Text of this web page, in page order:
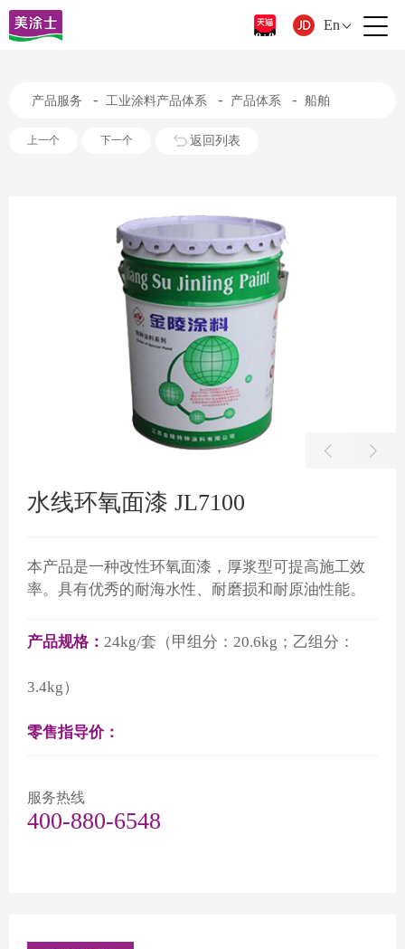
En
产品服务 - 工业涂料产品体系 - 产品体系 - 船舶
上一个 下一个 返回列表
水线环氧面漆 JL7100
本产品是一种改性环氧面漆，厚浆型可提高施工效
率。具有优秀的耐海水性、耐磨损和耐原油性能。
产品规格： 24kg/套（甲组分：20.6kg；乙组分：
3.4kg）
零售指导价：
服务热线
400-880-6548